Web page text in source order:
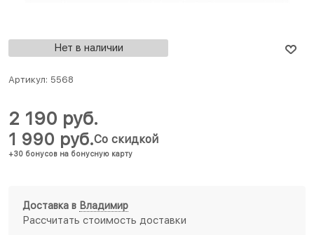
Нет в наличии
Артикул: 5568
1 990 руб.
+30 бонусов на бонусную карту
Со скидкой
2 190 руб.
Доставка в Владимир
Рассчитать стоимость доставки